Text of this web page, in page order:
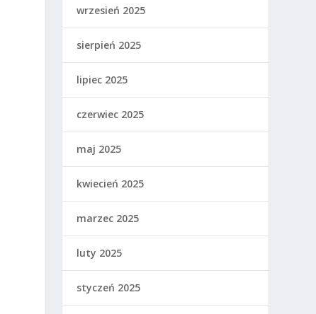
wrzesień 2025
sierpień 2025
lipiec 2025
czerwiec 2025
maj 2025
kwiecień 2025
marzec 2025
luty 2025
styczeń 2025